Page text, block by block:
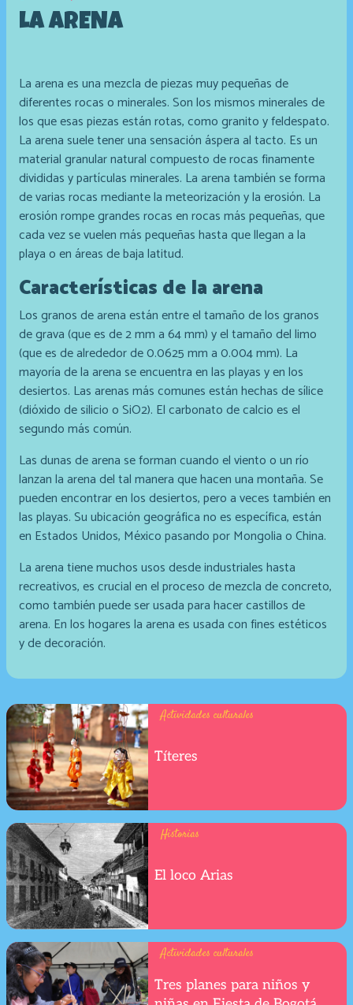
LA ARENA
La arena es una mezcla de piezas muy pequeñas de
diferentes rocas o minerales. Son los mismos minerales de
los que esas piezas están rotas, como granito y feldespato.
La arena suele tener una sensación áspera al tacto. Es un
material granular natural compuesto de rocas finamente
divididas y partículas minerales. La arena también se forma
de varias rocas mediante la meteorización y la erosión. La
erosión rompe grandes rocas en rocas más pequeñas, que
cada vez se vuelen más pequeñas hasta que llegan a la
playa o en áreas de baja latitud.
Características de la arena
Los granos de arena están entre el tamaño de los granos
de grava (que es de 2 mm a 64 mm) y el tamaño del limo
(que es de alrededor de 0.0625 mm a 0.004 mm). La
mayoría de la arena se encuentra en las playas y en los
desiertos. Las arenas más comunes están hechas de sílice
(dióxido de silicio o SiO2). El carbonato de calcio es el
segundo más común.
Las dunas de arena se forman cuando el viento o un río
lanzan la arena del tal manera que hacen una montaña. Se
pueden encontrar en los desiertos, pero a veces también en
las playas. Su ubicación geográfica no es específica, están
en Estados Unidos, México pasando por Mongolia o China.
La arena tiene muchos usos desde industriales hasta
recreativos, es crucial en el proceso de mezcla de concreto,
como también puede ser usada para hacer castillos de
arena. En los hogares la arena es usada con fines estéticos
y de decoración.
Actividades culturales
Títeres
Historias
El loco Arias
Actividades culturales
Tres planes para niños y